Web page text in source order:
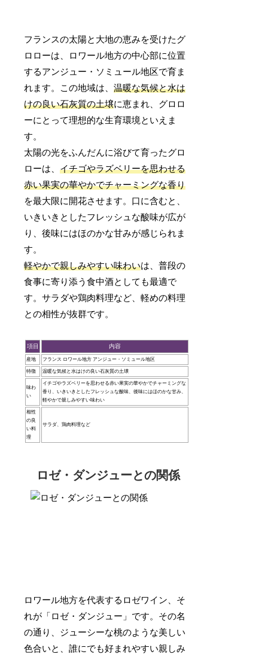
フランスの太陽と大地の恵みを受けたグ
ロローは、ロワール地方の中心部に位置
するアンジュー・ソミュール地区で育ま
れます。この地域は、温暖な気候と水は
けの良い石灰質の土壌に恵まれ、グロロ
ーにとって理想的な生育環境といえま
す。
太陽の光をふんだんに浴びて育ったグロ
ローは、イチゴやラズベリーを思わせる
赤い果実の華やかでチャーミングな香り
を最大限に開花させます。口に含むと、
いきいきとしたフレッシュな酸味が広が
り、後味にはほのかな甘みが感じられま
す。
軽やかで親しみやすい味わいは、普段の
食事に寄り添う食中酒としても最適で
す。サラダや鶏肉料理など、軽めの料理
との相性が抜群です。
項目 内容
産地 フランス ロワール地方 アンジュー・ソミュール地区
特徴 温暖な気候と水はけの良い石灰質の土壌
味わ
い
イチゴやラズベリーを思わせる赤い果実の華やかでチャーミングな
香り、いきいきとしたフレッシュな酸味、後味にはほのかな甘み、
軽やかで親しみやすい味わい
相性
の良
い料
理
サラダ、鶏肉料理など
ロゼ・ダンジューとの関係
ロワール地方を代表するロゼワイン、そ
れが「ロゼ・ダンジュー」です。その名
の通り、ジューシーな桃のような美しい
色合いと、誰にでも好まれやすい親しみ